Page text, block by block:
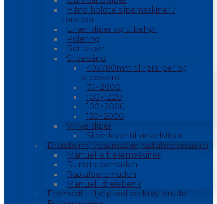
Hånd holdte slipemaskiner /
rørsliper
Linær sliper og tilbehør
Polering
Rettsliper
Slipebånd
40x780mm til rørsliper og
slipesverd
75×2000
100×1220
100×2000
150×2000
Vinkelsliper
Slipeskiver til vinkelsliper
Dreiebenk, fresemaskin, radialboremaskin
Manuelle fresemaskiner
Rundtslipemaskin
Radialboremaskin
Manuell dreiebenk
Eromobil – Hjelp ved verktøy brudd